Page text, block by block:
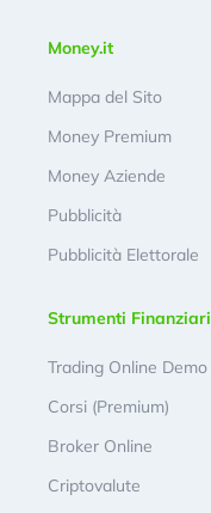
Money.it
Mappa del Sito
Money Premium
Money Aziende
Pubblicità
Pubblicità Elettorale
Strumenti Finanziari
Trading Online Demo
Corsi (Premium)
Broker Online
Criptovalute